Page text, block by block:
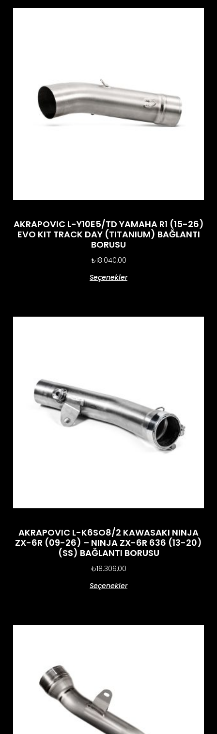
AKRAPOVIC L-Y10E5/TD YAMAHA R1 (15-26)
EVO KIT TRACK DAY (TITANIUM) BAĞLANTI
BORUSU
₺18.040,00
Seçenekler
AKRAPOVIC L-K6SO8/2 KAWASAKI NINJA
ZX-6R (09-26) – NINJA ZX-6R 636 (13-20)
(SS) BAĞLANTI BORUSU
₺18.309,00
Seçenekler